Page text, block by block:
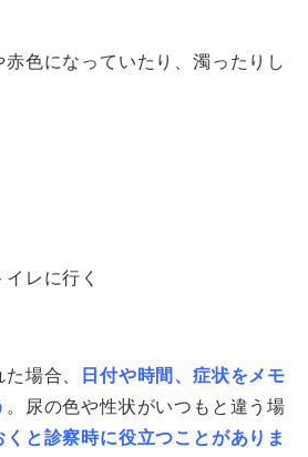
赤色になっていたり、濁ったりし
レに行く
場合、
日付や時間、症状をメモ
。尿の色や性状がいつもと違う場
と診察時に役立つことがありま